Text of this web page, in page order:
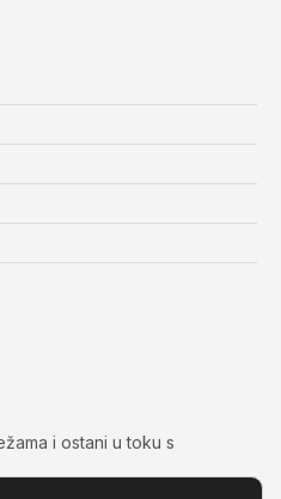
i ostani u toku s